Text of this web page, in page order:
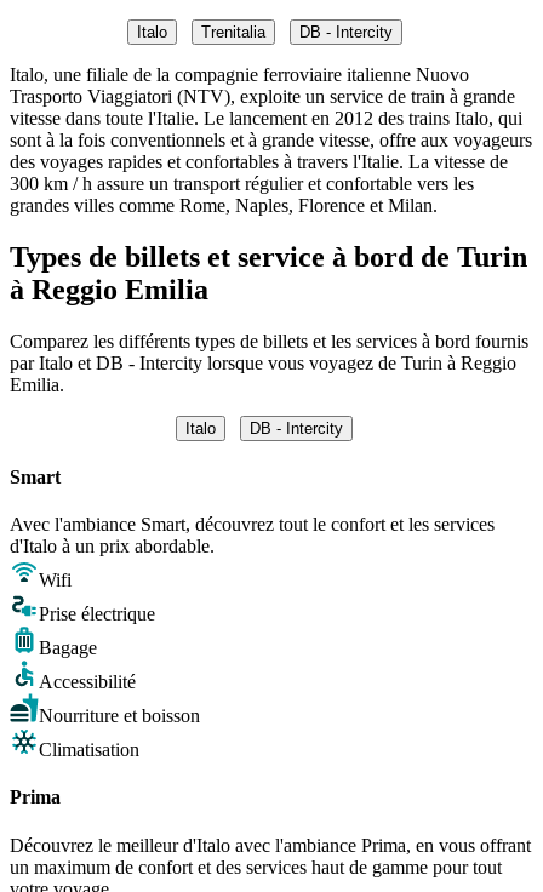
Italo Trenitalia DB - Intercity
Italo, une filiale de la compagnie ferroviaire italienne Nuovo
Trasporto Viaggiatori (NTV), exploite un service de train à grande
vitesse dans toute l'Italie. Le lancement en 2012 des trains Italo, qui
sont à la fois conventionnels et à grande vitesse, offre aux voyageurs
des voyages rapides et confortables à travers l'Italie. La vitesse de
300 km / h assure un transport régulier et confortable vers les
grandes villes comme Rome, Naples, Florence et Milan.
Types de billets et service à bord de Turin
à Reggio Emilia
Comparez les différents types de billets et les services à bord fournis
par Italo et DB - Intercity lorsque vous voyagez de Turin à Reggio
Emilia.
Italo DB - Intercity
Smart
Avec l'ambiance Smart, découvrez tout le confort et les services
d'Italo à un prix abordable.
Wifi
Prise électrique
Bagage
Accessibilité
Nourriture et boisson
Climatisation
Prima
Découvrez le meilleur d'Italo avec l'ambiance Prima, en vous offrant
un maximum de confort et des services haut de gamme pour tout